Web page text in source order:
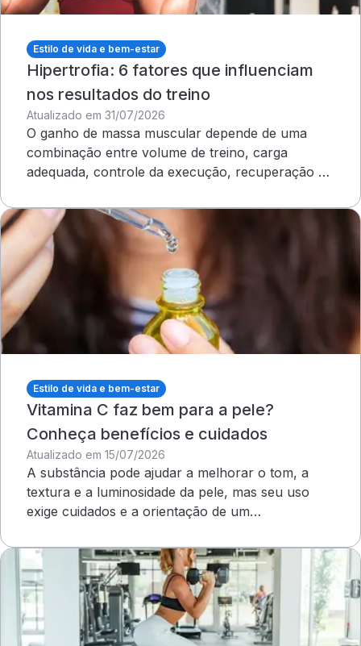
Estilo de vida e bem-estar
Hipertrofia: 6 fatores que influenciam
nos resultados do treino
Atualizado em 31/07/2026
O ganho de massa muscular depende de uma
combinação entre volume de treino, carga
adequada, controle da execução, recuperação e
Estilo de vida e bem-estar
Vitamina C faz bem para a pele?
Conheça benefícios e cuidados
Atualizado em 15/07/2026
A substância pode ajudar a melhorar o tom, a
textura e a luminosidade da pele, mas seu uso
exige cuidados e a orientação de um